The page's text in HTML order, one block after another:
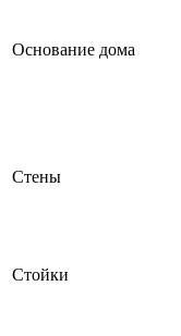
Основание дома
Стены
Стойки